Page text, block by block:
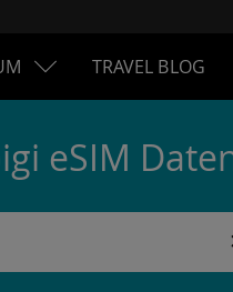
TRAVEL BLOG
eSIM